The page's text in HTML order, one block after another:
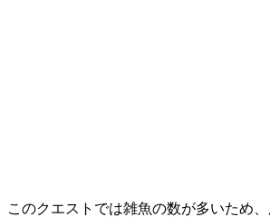
このクエストでは雑魚の数が多いため